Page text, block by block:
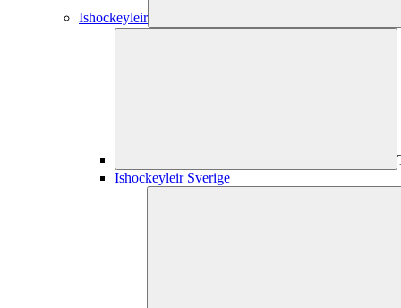
Ishockeyleir
Ishockeyleir Sverige